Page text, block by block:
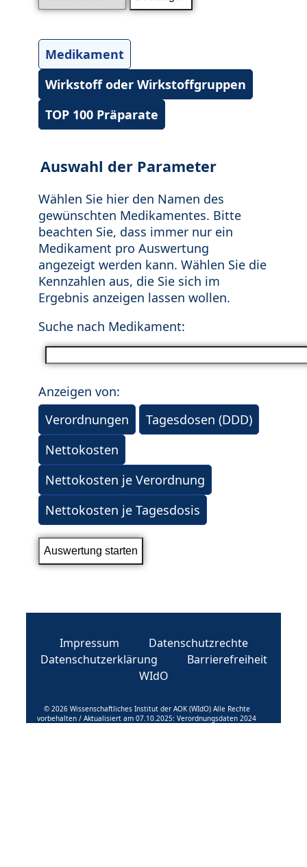
Medikament
Wirkstoff oder Wirkstoffgruppen
TOP 100 Präparate
Auswahl der Parameter
Wählen Sie hier den Namen des
gewünschten Medikamentes. Bitte
beachten Sie, dass immer nur ein
Medikament pro Auswertung
angezeigt werden kann. Wählen Sie die
Kennzahlen aus, die Sie sich im
Ergebnis anzeigen lassen wollen.
Suche nach Medikament:
Anzeigen von:
Verordnungen
Tagesdosen (DDD)
Nettokosten
Nettokosten je Verordnung
Nettokosten je Tagesdosis
Impressum
Datenschutzrechte
Datenschutzerklärung
Barrierefreiheit
WIdO
© 2026 Wissenschaftliches Institut der AOK (WIdO) Alle Rechte
vorbehalten / Aktualisiert am 07.10.2025: Verordnungsdaten 2024